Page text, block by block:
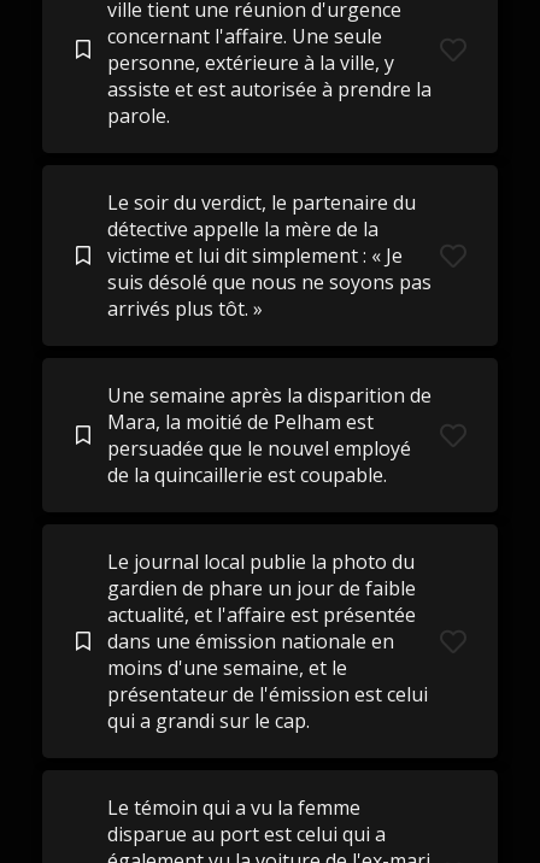
ville tient une réunion d'urgence
concernant l'affaire. Une seule
personne, extérieure à la ville, y
assiste et est autorisée à prendre la
parole.
Le soir du verdict, le partenaire du
détective appelle la mère de la
victime et lui dit simplement : « Je
suis désolé que nous ne soyons pas
arrivés plus tôt. »
Une semaine après la disparition de
Mara, la moitié de Pelham est
persuadée que le nouvel employé
de la quincaillerie est coupable.
Le journal local publie la photo du
gardien de phare un jour de faible
actualité, et l'affaire est présentée
dans une émission nationale en
moins d'une semaine, et le
présentateur de l'émission est celui
qui a grandi sur le cap.
Le témoin qui a vu la femme
disparue au port est celui qui a